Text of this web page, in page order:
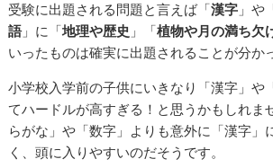
受験に出題される問題と言えば「漢字 」や
語」に「地理や歴史 」「植物や月の満ち欠
いったものは確実に出題されることが分か
小学校入学前の子供にいきなり「漢字」や
てハードルが高すぎる！と思うかもしれま
らがな」や「数字」よりも意外に「漢字」
く、頭に入りやすいのだそうです。